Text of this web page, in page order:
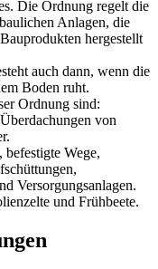
Die Ordnung regelt die
Anlagen, die
hergestellt
auch dann, wenn die
Boden ruht.
Ordnung sind:
von
befestigte Wege,
Versorgungsanlagen.
und Frühbeete.